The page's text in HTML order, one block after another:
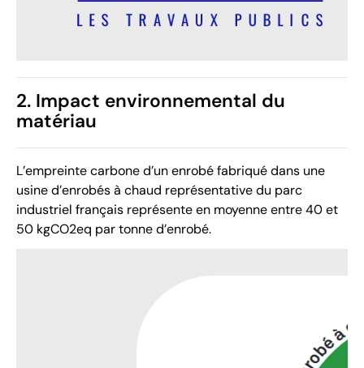
2. Impact environnemental du
matériau
L’empreinte carbone d’un enrobé fabriqué dans une
usine d’enrobés à chaud représentative du parc
industriel français représente en moyenne entre 40 et
50 kgCO2eq par tonne d’enrobé.